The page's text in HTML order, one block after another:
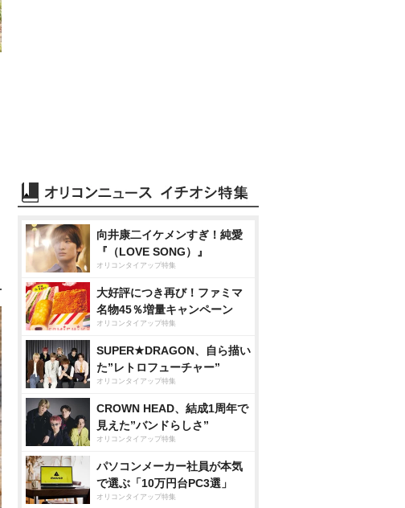
向井康二イケメンすぎ！純愛
『（LOVE SONG）』
オリコンタイアップ特集
大好評につき再び！ファミマ
名物45％増量キャンペーン
オリコンタイアップ特集
SUPER★DRAGON、自ら描い
た”レトロフューチャー”
オリコンタイアップ特集
CROWN HEAD、結成1周年で
見えた”バンドらしさ”
オリコンタイアップ特集
パソコンメーカー社員が本気
で選ぶ「10万円台PC3選」
オリコンタイアップ特集